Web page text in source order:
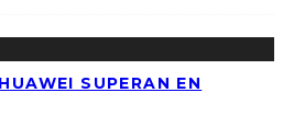
SUPERAN EN